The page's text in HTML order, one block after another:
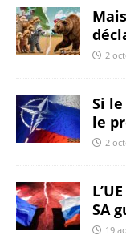
2
Si
le
2
SA
19